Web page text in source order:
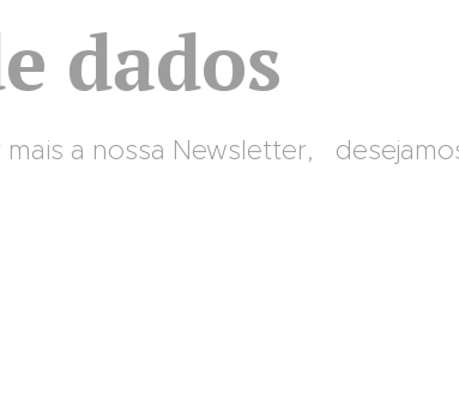
dados
a nossa Newsletter,